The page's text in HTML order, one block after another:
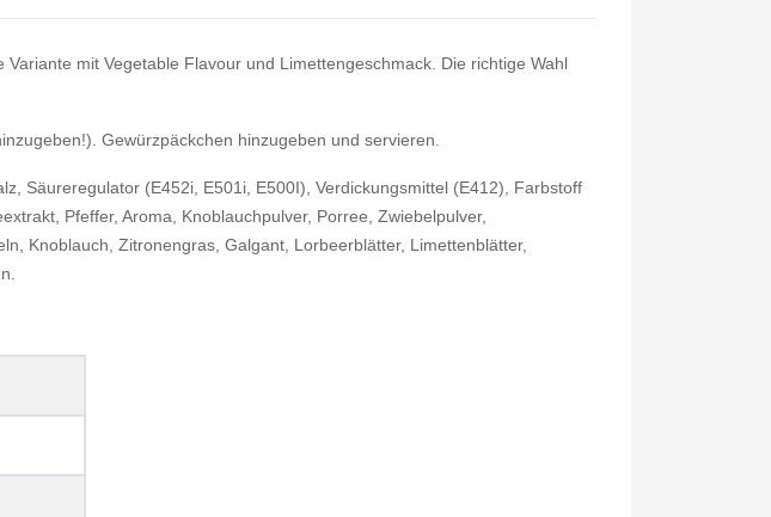
mit Vegetable Flavour und Limettengeschmack. Die richtige Wahl
Gewürzpäckchen hinzugeben und servieren.
Säureregulator (E452i, E501i, E500I), Verdickungsmittel (E412), Farbstoff
Pfeffer, Aroma, Knoblauchpulver, Porree, Zwiebelpulver,
Knoblauch, Zitronengras, Galgant, Lorbeerblätter, Limettenblätter,